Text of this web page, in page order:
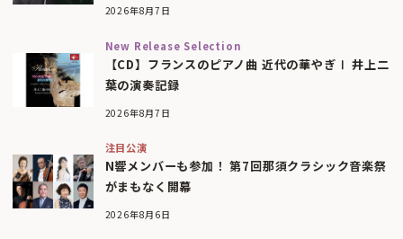
2026年8月7日
New Release Selection
【CD】フランスのピアノ曲 近代の華やぎⅠ 井上二
葉の演奏記録
2026年8月7日
注目公演
N響メンバーも参加！ 第7回那須クラシック音楽祭
がまもなく開幕
2026年8月6日